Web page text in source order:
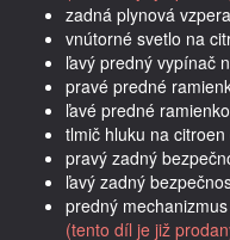
zadná plynová
vnútorné svetlo na
ľavý predný vypínač
pravé predné
ľavé predné
tlmič hluku na
pravý zadný
ľavý zadný
predný
(tento díl je již